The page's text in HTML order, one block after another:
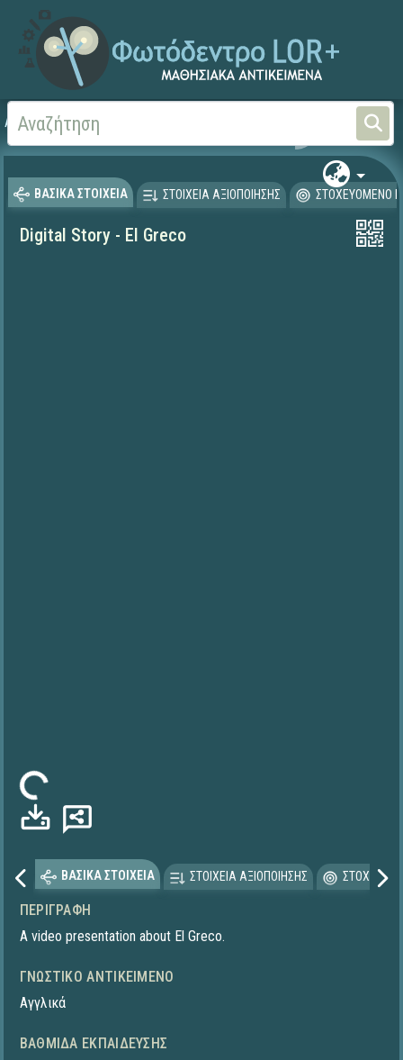
Αρχική Ξένες Γλώσσες -
ΒΑΣΙΚΑ ΣΤΟΙΧΕΙΑ ΣΤΟΙΧΕΙΑ ΑΞΙΟΠΟΙΗΣΗΣ ΣΤΟΧΕΥΟΜΕΝΟ
Digital Story - El Greco
Φόρτωση...
ΒΑΣΙΚΑ ΣΤΟΙΧΕΙΑ ΣΤΟΙΧΕΙΑ ΑΞΙΟΠΟΙΗΣΗΣ
ΠΕΡΙΓΡΑΦΉ
A video presentation about El Greco.
ΓΝΩΣΤΙΚΌ ΑΝΤΙΚΕΊΜΕΝΟ
Αγγλικά
ΒΑΘΜΊΔΑ ΕΚΠΑΊΔΕΥΣΗΣ